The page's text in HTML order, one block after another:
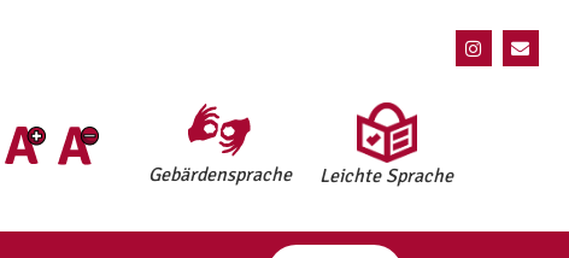
Gebärdensprache Leichte Sprache